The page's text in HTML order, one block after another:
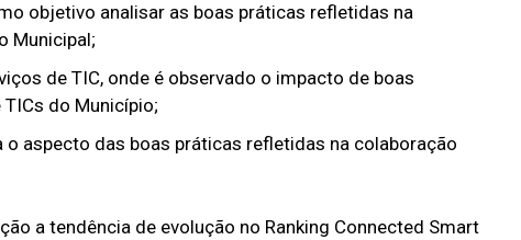
objetivo analisar as boas práticas refletidas na
Municipal;
de TIC, onde é observado o impacto de boas
do Município;
o aspecto das boas práticas refletidas na colaboração
a tendência de evolução no Ranking Connected Smart